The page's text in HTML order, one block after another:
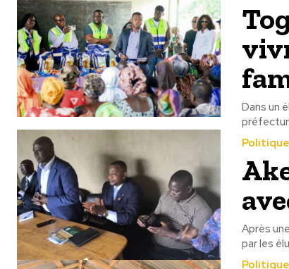
Dans un
Politique
Après
par les
Politique